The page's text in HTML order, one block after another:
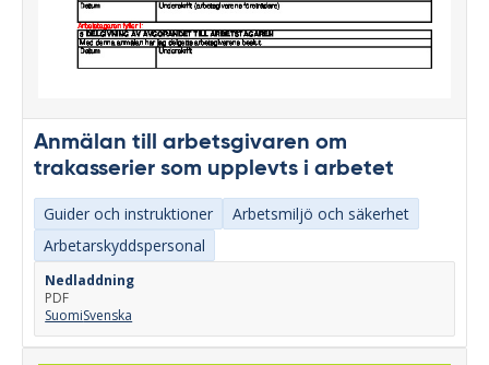
Anmälan till arbetsgivaren om
trakasserier som upplevts i arbetet
Guider och instruktioner
Arbetsmiljö och säkerhet
Arbetarskyddspersonal
Nedladdning
PDF
SuomiSvenska